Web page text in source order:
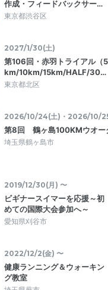
の学びがありました、
チが気さくに話しか
学べる通えるマラソ
市稲毛海浜公園 前傾
作成・フィードバックサー…
東京都渋谷区
2027/1/30(土)
第106回・赤羽トライアル（5
km/10km/15km/HALF/30…
東京都北区
2026/10/24(土)・2026/10/
第8回 鶴ヶ島100KMウオー
埼玉県鶴ヶ島市
2019/12/30(月) 〜
ビギナースイマーを応援～初
めての国際大会参加へ～
愛知県刈谷市
2022/12/2(金) 〜
健康ランニング＆ウォーキン
グ教室